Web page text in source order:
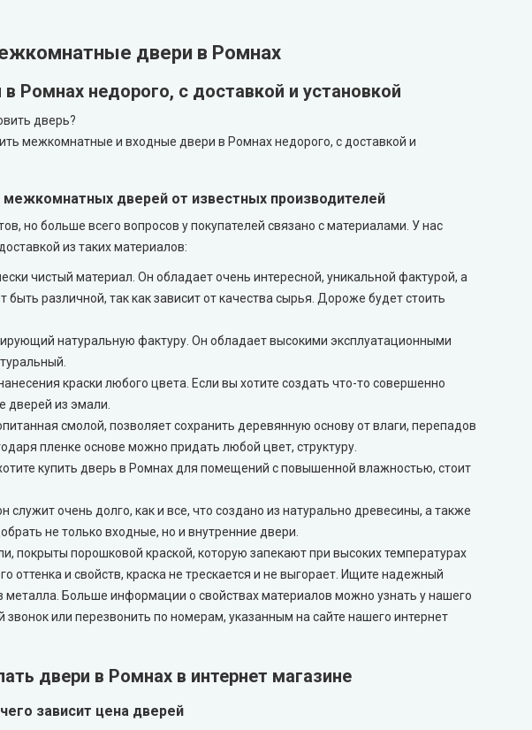
двери в Ромнах
Ромнах недорого, с доставкой и установкой
дверь?
межкомнатные и входные двери в Ромнах недорого, с доставкой и
дверей от известных производителей
но больше всего вопросов у покупателей связано с материалами. У нас
из таких материалов:
чистый материал. Он обладает очень интересной, уникальной фактурой, а
различной, так как зависит от качества сырья. Дороже будет стоить
натуральную фактуру. Он обладает высокими эксплуатационными
краски любого цвета. Если вы хотите создать что-то совершенно
дверей из эмали.
смолой, позволяет сохранить деревянную основу от влаги, перепадов
пленке основе можно придать любой цвет, структуру.
хотите купить дверь в Ромнах для помещений с повышенной влажностью, стоит
очень долго, как и все, что создано из натурально древесины, а также
не только входные, но и внутренние двери.
покрыты порошковой краской, которую запекают при высоких температурах
оттенка и свойств, краска не трескается и не выгорает. Ищите надежный
Больше информации о свойствах материалов можно узнать у нашего
или перезвонить по номерам, указанным на сайте нашего интернет
двери в Ромнах в интернет магазине
зависит цена дверей